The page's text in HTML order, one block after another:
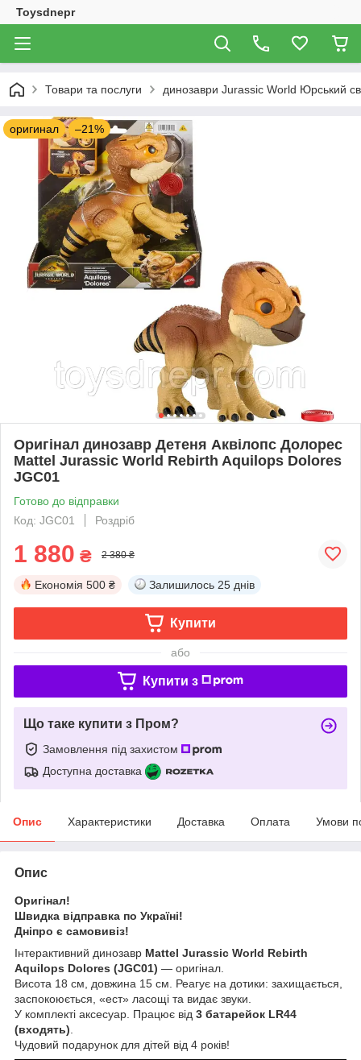
Toysdnepr
Товари та послуги динозаври Jurassic World Юрський
оригинал –21%
Оригінал динозавр Детеня Аквілопс Долорес
Mattel Jurassic World Rebirth Aquilops Dolores
JGC01
Готово до відправки
Код: JGC01
Роздріб
1 880 ₴ 2 380 ₴
Економія 500 ₴ Залишилось 25 днів
Купити
або
Купити з
Що таке купити з Пром?
Замовлення під захистом
Доступна доставка
Опис Характеристики Доставка Оплата Умови
Опис
Оригінал!
Швидка відправка по Україні!
Дніпро є самовивіз!
Інтерактивний динозавр Mattel Jurassic World Rebirth
Aquilops Dolores (JGC01) — оригінал.
Висота 18 см, довжина 15 см. Реагує на дотики: захищається,
заспокоюється, «ест» ласощі та видає звуки.
У комплекті аксесуар. Працює від 3 батарейок LR44
(входять)
Чудовий подарунок для дітей від 4 років!